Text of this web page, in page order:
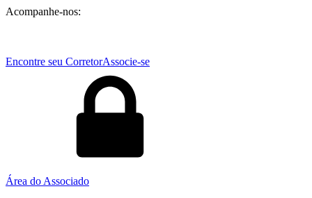
Acompanhe-nos:
Encontre seu CorretorAssocie-se
Área do Associado